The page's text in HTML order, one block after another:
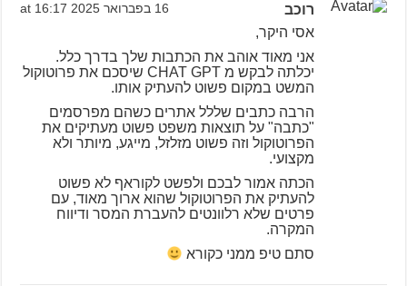
רוכב 16 בפברואר 2025 at 16:17
אסי היקר,
אני מאוד אוהב את הכתבות שלך בדרך כלל.
יכלתה לבקש מ CHAT GPT שיסכם את פרוטוקול
המשט במקום פשוט להעתיק אותו.
הרבה כתבים שללל אתרים כשהם מפרסמים
"כתבה" על תוצאות משפט פשוט מעתיקים את
הפרוטוקול וזה פשוט מזלזל, מייגע, מיותר ולא
מקצועי.
הכתה אמור לבכם ולפשט לקוראף לא פשוט
להעתיק את הפרוטוקול שהוא ארוך מאוד, עם
פרטים שלא רלוונטים להעברת המסר ודיווח
המקרה.
סתם טיפ ממני כקורא